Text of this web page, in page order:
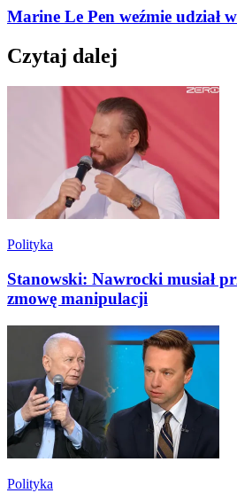
Marine Le Pen weźmie udział
Czytaj dalej
Polityka
Stanowski: Nawrocki musiał
zmowę manipulacji
Polityka